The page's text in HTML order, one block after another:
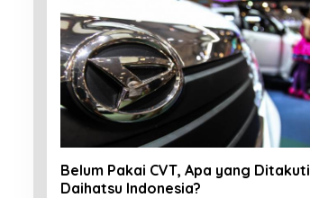
Belum Pakai CVT, Apa yang Ditakuti
Daihatsu Indonesia?